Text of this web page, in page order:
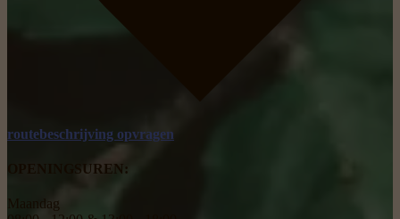
routebeschrijving opvragen
OPENINGSUREN:
Maandag